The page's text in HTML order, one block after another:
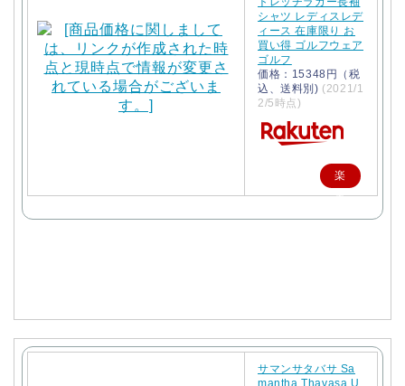
シャツ レディスレデ
ィース 在庫限り お
買い得 ゴルフウェア
ゴルフ
価格：15348円（税
込、送料別) (2021/1
2/5時点)
楽
天
サマンサタバサ Sa
mantha Thavasa U